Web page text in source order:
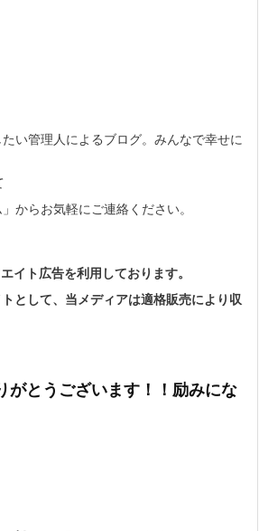
い管理人によるブログ。みんなで幸せに
からお気軽にご連絡ください。
イト広告を利用しております。
として、当メディアは適格販売により収
がとうございます！！励みにな